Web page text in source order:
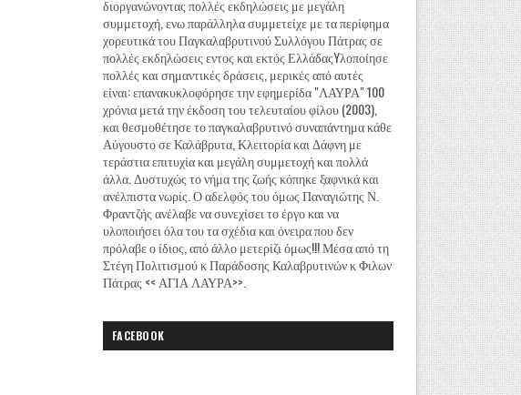
διοργανώνοντας πολλές εκδηλώσεις με μεγάλη
συμμετοχή, ενω παράλληλα συμμετείχε με τα περίφημα
χορευτικά του Παγκαλαβρυτινού Συλλόγου Πάτρας σε
πολλές εκδηλώσεις εντος και εκτός ΕλλάδαςYλοποίησε
πολλές και σημαντικές δράσεις, μερικές από αυτές
είναι: επανακυκλοφόρησε την εφημερίδα "ΛΑΥΡΑ" 100
χρόνια μετά την έκδοση του τελευταίου φίλου (2003),
και θεσμοθέτησε το παγκαλαβρυτινό συναπάντημα κάθε
Αύγουστο σε Καλάβρυτα, Κλειτορία και Δάφνη με
τεράστια επιτυχία και μεγάλη συμμετοχή και πολλά
άλλα. Δυστυχώς το νήμα της ζωής κόπηκε ξαφνικά και
ανέλπιστα νωρίς. Ο αδελφός του όμως Παναγιώτης Ν.
Φραντζής ανέλαβε να συνεχίσει το έργο και να
υλοποιήσει όλα του τα σχέδια και όνειρα που δεν
πρόλαβε ο ίδιος, από άλλο μετερίζι όμως!!! Μέσα από τη
Στέγη Πολιτισμού κ Παράδοσης Καλαβρυτινών κ Φιλων
Πάτρας << ΑΓΙΑ ΛΑΥΡΑ>>.
FACEBOOK